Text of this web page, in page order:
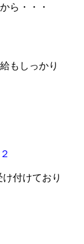
ら・・・
もしっかり
付けており